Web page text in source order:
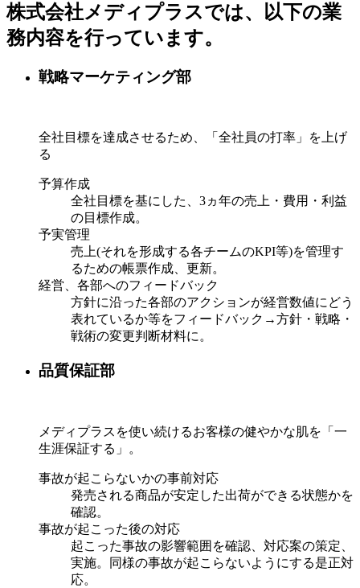
株式会社メディプラスでは、以下の業
務内容を行っています。
戦略マーケティング部
全社目標を達成させるため、「全社員の打率」を上げ
る
予算作成
全社目標を基にした、3ヵ年の売上・費用・利益
の目標作成。
予実管理
売上(それを形成する各チームのKPI等)を管理す
るための帳票作成、更新。
経営、各部へのフィードバック
方針に沿った各部のアクションが経営数値にどう
表れているか等をフィードバック→方針・戦略・
戦術の変更判断材料に。
品質保証部
メディプラスを使い続けるお客様の健やかな肌を「一
生涯保証する」。
事故が起こらないかの事前対応
発売される商品が安定した出荷ができる状態かを
確認。
事故が起こった後の対応
起こった事故の影響範囲を確認、対応案の策定、
実施。同様の事故が起こらないようにする是正対
応。